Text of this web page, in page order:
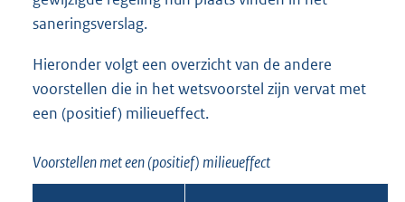
saneringsverslag.
Hieronder volgt een overzicht van de andere
voorstellen die in het wetsvoorstel zijn vervat met
een (positief) milieueffect.
Voorstellen met een (positief) milieueffect